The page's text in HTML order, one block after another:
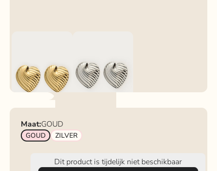
Maat:GOUD
GOUD ZILVER
Dit product is tijdelijk niet beschikbaar